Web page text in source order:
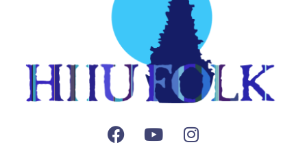
Facebook
YoutubeInstagram